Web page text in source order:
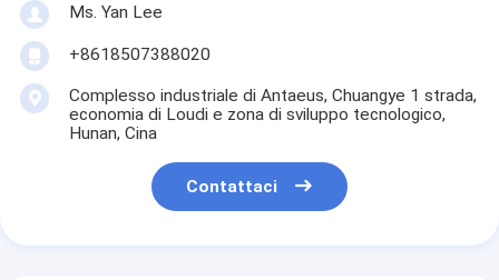
Ms. Yan Lee
+8618507388020
Complesso industriale di Antaeus, Chuangye 1 strada,
economia di Loudi e zona di sviluppo tecnologico,
Hunan, Cina
Contattaci